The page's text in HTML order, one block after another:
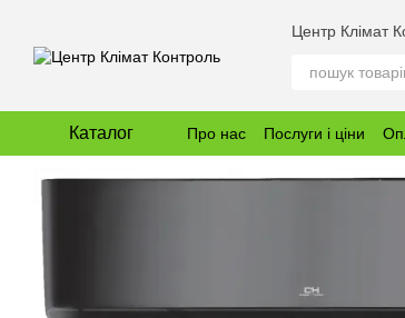
Центр Клімат
Каталог Про нас Послуги і ціни